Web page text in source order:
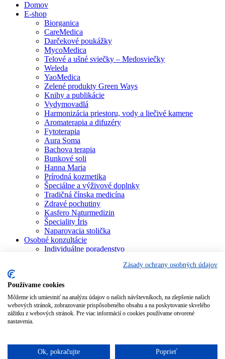
Domov
E-shop
Biorganica
CareMedica
Darčekové poukážky
MycoMedica
Telové a ušné sviečky – Medosviečky
Weleda
YaoMedica
Zelené produkty Green Ways
Knihy a publikácie
Vydymovadlá
Harmonizácia priestoru, vody a liečivé kamene
Aromaterapia a difuzéry
Fytoterapia
Aura Soma
Bachova terapia
Bunkové soli
Hanna Maria
Prírodná kozmetika
Špeciálne a výživové doplnky
Tradičná čínska medicína
Zdravé pochutiny
Kasfero Naturmedizin
Špeciality Íris
Naparovacia stolička
Osobné konzultácie
Individuálne poradenstvo
Aromaterapia
Homeopatia
Individuálna a partnerská numerológia
Numerológia – kľúč života
Blog
Zásady ochrany osobných údajov
Používame cookies
Môžeme ich umiestniť na analýzu údajov o našich návštevníkoch, na zlepšenie našich
webových stránok, zobrazovanie prispôsobeného obsahu a na poskytovanie skvelého
zážitku z webových stránok. Pre viac informácií o cookies používame otvorené
nastavenia.
Ok, pokračujte Poprieť